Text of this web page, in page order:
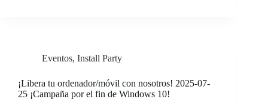
Eventos, Install Party
¡Libera tu ordenador/móvil con nosotros! 2025-07-
25 ¡Campaña por el fin de Windows 10!